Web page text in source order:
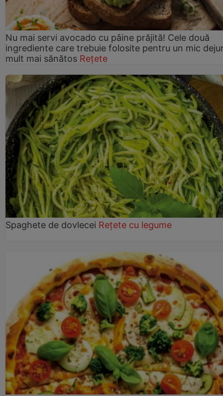
Nu mai servi avocado cu pâine prăjită! Cele două
ingrediente care trebuie folosite pentru un mic
mult mai sănătos Rețete
Spaghete de dovlecei Rețete cu legume